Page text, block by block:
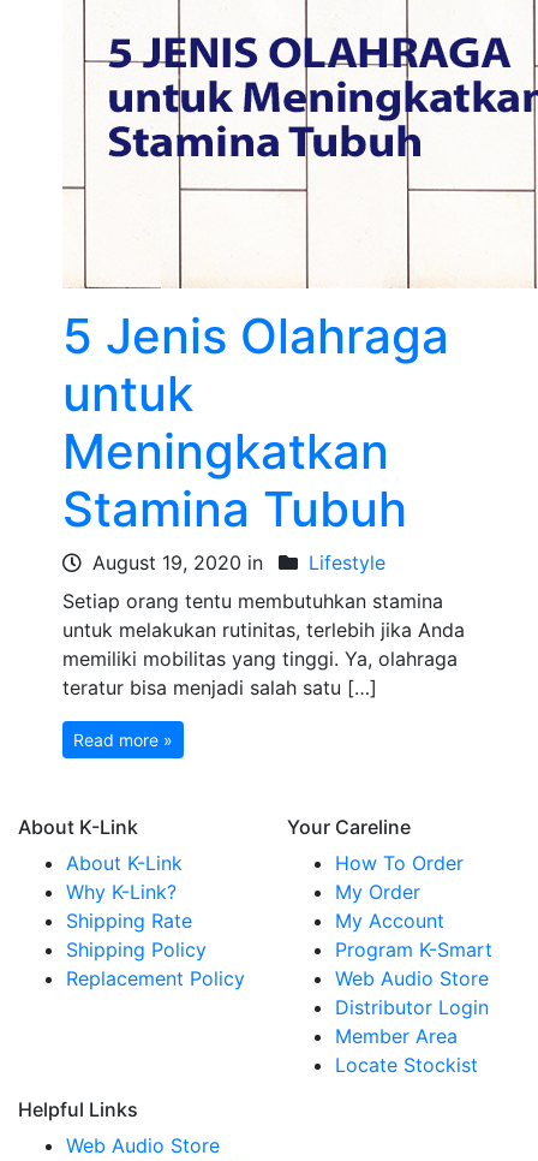
5 Jenis Olahraga
untuk
Meningkatkan
Stamina Tubuh
August 19, 2020 in
Lifestyle
Setiap orang tentu membutuhkan stamina
untuk melakukan rutinitas, terlebih jika Anda
memiliki mobilitas yang tinggi. Ya, olahraga
teratur bisa menjadi salah satu […]
Read more »
About K-Link
About K-Link
Why K-Link?
Shipping Rate
Shipping Policy
Replacement Policy
Your Careline
How To Order
My Order
My Account
Program K-Smart
Web Audio Store
Distributor Login
Member Area
Locate Stockist
Helpful Links
Web Audio Store